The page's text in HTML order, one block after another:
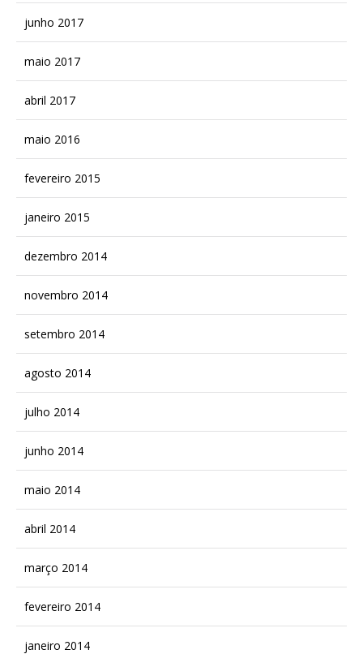
junho 2017
maio 2017
abril 2017
maio 2016
fevereiro 2015
janeiro 2015
dezembro 2014
novembro 2014
setembro 2014
agosto 2014
julho 2014
junho 2014
maio 2014
abril 2014
março 2014
fevereiro 2014
janeiro 2014